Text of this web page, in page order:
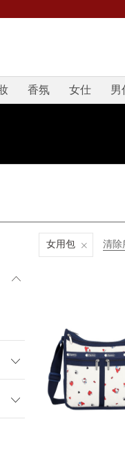
香氛 女仕 男
女用包 清除